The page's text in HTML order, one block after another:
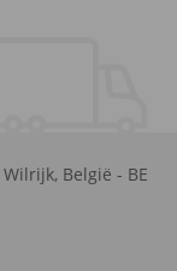
Wilrijk, België - BE